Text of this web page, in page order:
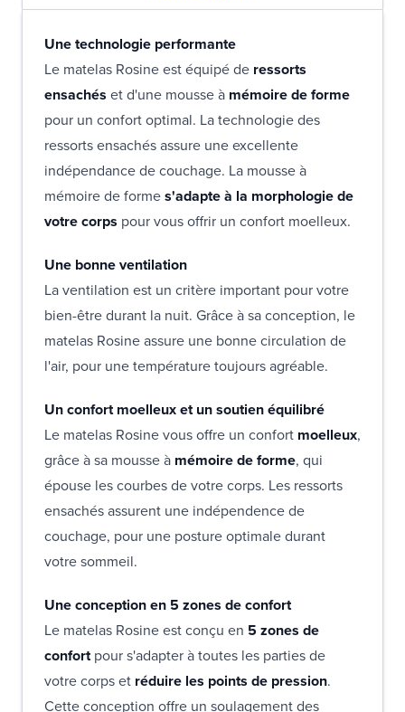
Une technologie performante
Le matelas Rosine est équipé de ressorts
ensachés et d'une mousse à mémoire de forme
pour un confort optimal. La technologie des
ressorts ensachés assure une excellente
indépendance de couchage. La mousse à
mémoire de formes'adapte à la morphologie de
votre corps pour vous offrir un confort moelleux.
Une bonne ventilation
La ventilation est un critère important pour votre
bien-être durant la nuit. Grâce à sa conception, le
matelas Rosine assure une bonne circulation de
l'air, pour une température toujours agréable.
Un confort moelleux et un soutien équilibré
Le matelas Rosine vous offre un confort moelleux,
grâce à sa mousse à mémoire de forme, qui
épouse les courbes de votre corps. Les ressorts
ensachés assurent une indépendence de
couchage, pour une posture optimale durant
votre sommeil.
Une conception en 5 zones de confort
Le matelas Rosine est conçu en 5 zones de
confortpour s'adapter à toutes les parties de
votre corps et réduire les points de pression.
Cette conception offre un soulagement des